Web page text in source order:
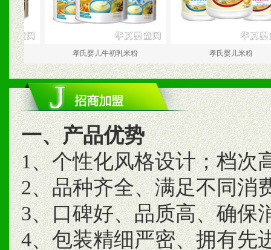
孝氏婴儿牛初乳米粉 孝氏婴儿米粉
一、产品优势
1、个性化风格设计；档次
2、品种齐全、满足不同消
3、口碑好、品质高、确保
4、包装精细严密、拥有先